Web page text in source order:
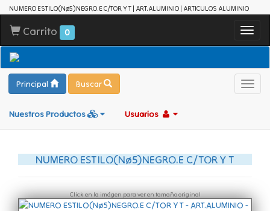
NUMERO ESTILO(Nø5)NEGRO.E C/TOR Y T | ART.ALUMINIO | ARTICULOS ALUMINIO
Carrito 0
Principal Buscar
Nuestros Productos Usuarios
NUMERO ESTILO(Nø5)NEGRO.E C/TOR Y T
Click en la imágen para ver en tamaño original